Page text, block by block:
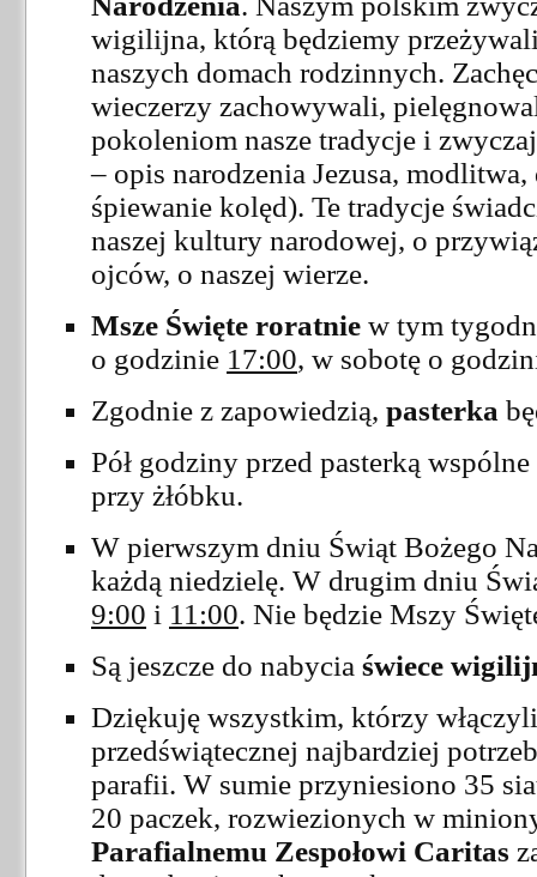
wigilijna, którą będziemy
naszych domach rodzinnych.
wieczerzy zachowywali,
pokoleniom nasze tradycje i
– opis narodzenia Jezusa,
śpiewanie kolęd). Te tradycje
naszej kultury narodowej, o
ojców, o naszej wierze.
Msze Święte roratnie w tym
o godzinie 17:00, w sobotę o
Zgodnie z zapowiedzią, pasterka
Pół godziny przed pasterką
przy żłóbku.
W pierwszym dniu Świąt Bożego
każdą niedzielę. W drugim dniu
9:00 i 11:00. Nie będzie Mszy
Są jeszcze do nabycia świece
Dziękuję wszystkim, którzy
przedświątecznej najbardziej
parafii. W sumie przyniesiono 35
20 paczek, rozwiezionych w
Parafialnemu Zespołowi Caritas